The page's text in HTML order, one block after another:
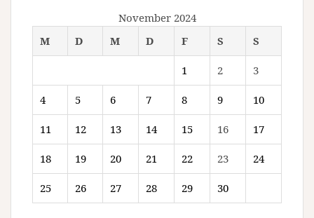
November 2024
M
D M D F S S
1 2 3
4 5 6 7 8 9 10
11 12 13 14 15 16 17
18 19 20 21 22 23 24
25 26 27 28 29 30